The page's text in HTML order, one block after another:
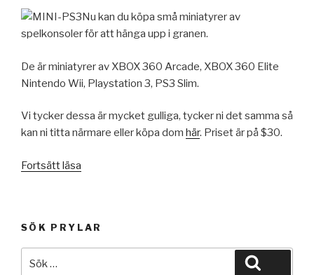
Nu kan du köpa små miniatyrer av
spelkonsoler för att hänga upp i granen.
De är miniatyrer av XBOX 360 Arcade, XBOX 360 Elite
Nintendo Wii, Playstation 3, PS3 Slim.
Vi tycker dessa är mycket gulliga, tycker ni det samma så
kan ni titta närmare eller köpa dom här. Priset är på $30.
Fortsätt läsa
granen!”
SÖK PRYLAR